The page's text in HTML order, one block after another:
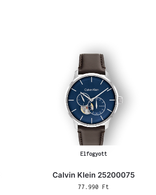
Elfogyott
Calvin Klein 25200075
77.990 Ft